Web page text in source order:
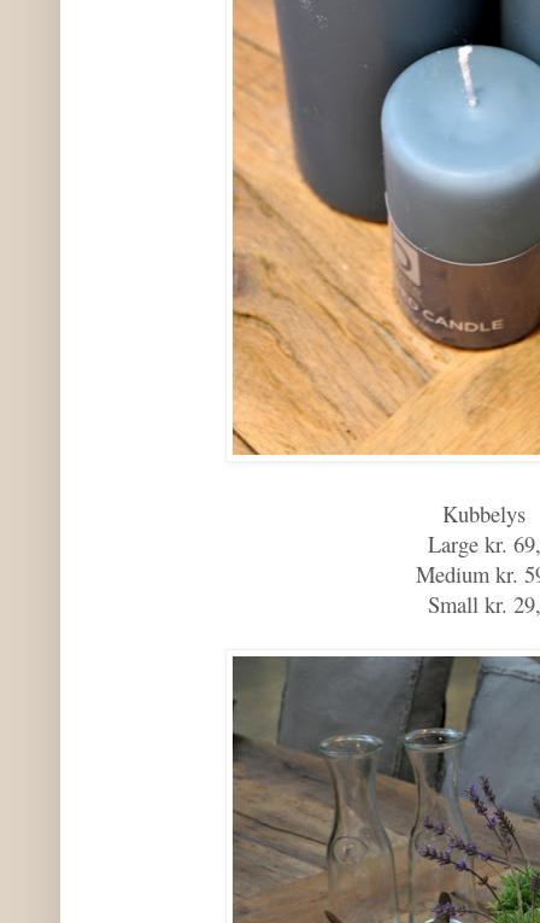
Kubbelys
Large kr.
Medium kr.
Small kr.